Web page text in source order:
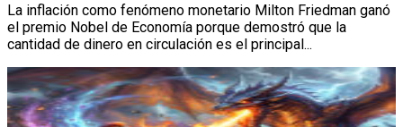
La inflación como fenómeno monetario Milton Friedman ganó
el premio Nobel de Economía porque demostró que la
cantidad de dinero en circulación es el principal...